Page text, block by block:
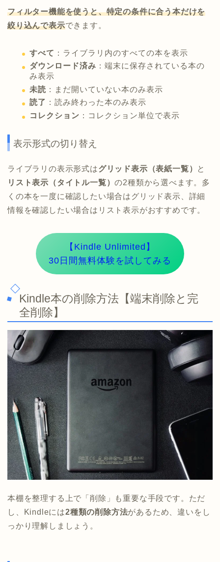
フィルター機能を使うと、特定の条件に合う本だけを
絞り込んで表示できます。
すべて ：ライブラリ内のすべての本を表示
ダウンロード済み ：端末に保存されている本の
み表示
未読 ：まだ開いていない本のみ表示
読了 ：読み終わった本のみ表示
コレクション ：コレクション単位で表示
表示形式の切り替え
ライブラリの表示形式はグリッド表示（表紙一覧） と
リスト表示（タイトル一覧）の2種類から選べます。多
くの本を一度に確認したい場合はグリッド表示、詳細
情報を確認したい場合はリスト表示がおすすめです。
【Kindle Unlimited】
30日間無料体験を試してみる
Kindle本の削除方法【端末削除と完
全削除】
本棚を整理する上で「削除」も重要な手段です。ただ
し、Kindleには2種類の削除方法があるため、違いをし
っかり理解しましょう。